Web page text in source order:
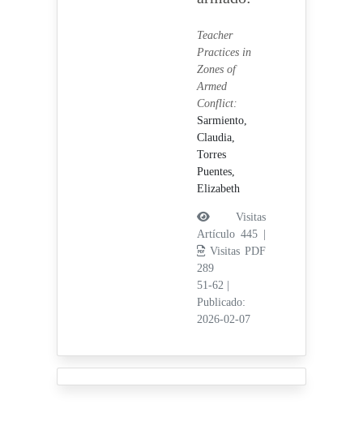
Teacher
Practices in
Zones of
Armed
Conflict:
Sarmiento,
Claudia,
Torres
Puentes,
Elizabeth
Visitas
Artículo 445 |
Visitas PDF
289
51-62
Publicado:
2026-02-07